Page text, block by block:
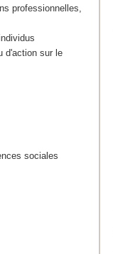
professionnelles,
d'action sur le
sociales